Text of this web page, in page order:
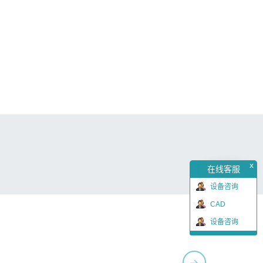
在线客服 x
设备咨询
CAD
设备咨询